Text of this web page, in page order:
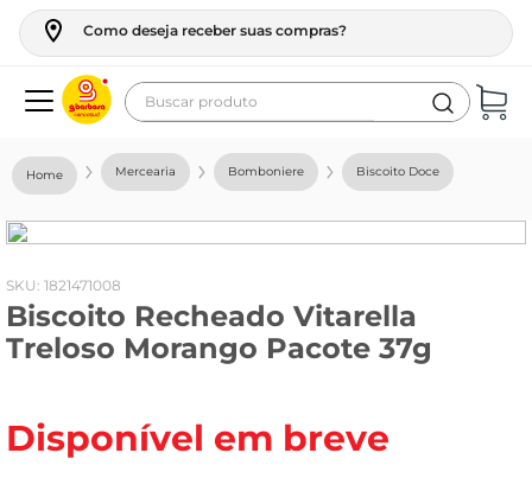
Como deseja receber suas compras?
Buscar produto
Mercearia Bomboniere Biscoito Doce
: 1821471008
Biscoito Recheado Vitarella
Treloso Morango Pacote 37g
Disponível em breve
geladeira
fogao
café
cerveja
leite